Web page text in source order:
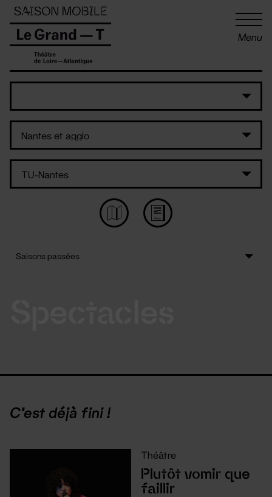
Menu
C'est déjà fini !
Théâtre
Plutôt vomir que
faillir
Panneau de gestion des cookies